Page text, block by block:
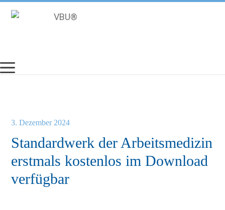
Inhalt
Standardwerk der Arbeitsmedizin
erstmals kostenlos im Download
verfügbar
3. Dezember 2024